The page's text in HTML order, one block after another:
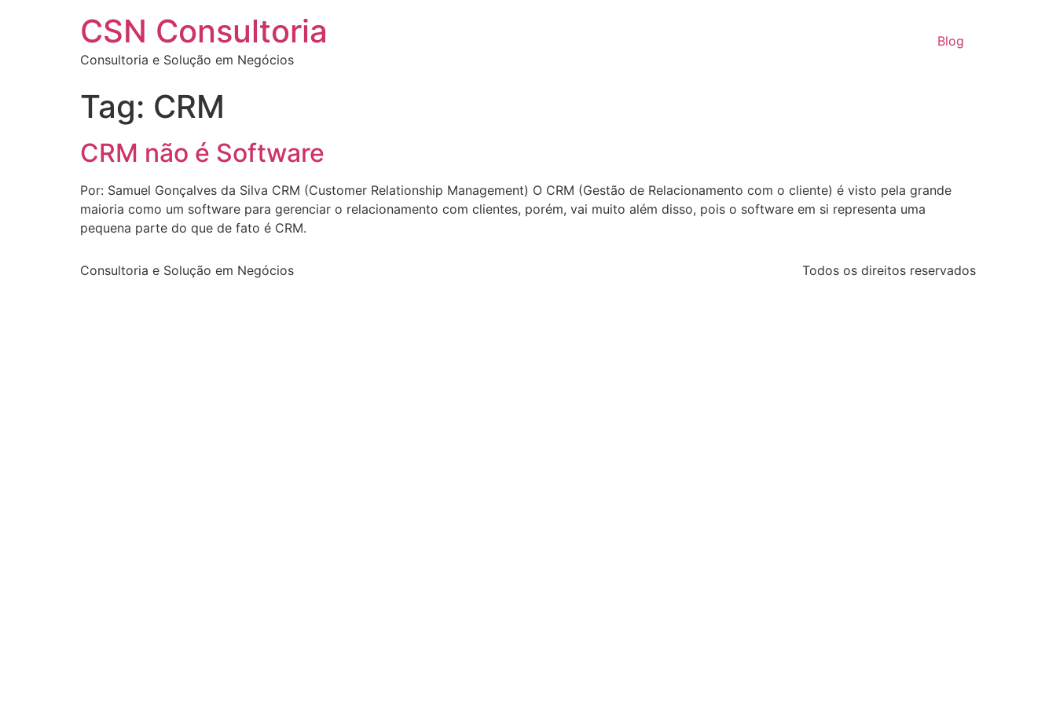
CSN Consultoria
Consultoria e Solução em Negócios
Blog
Tag: CRM
CRM não é Software
Por: Samuel Gonçalves da Silva CRM (Customer Relationship Management) O CRM (Gestão de Relacionamento com o cliente) é visto pela grande
maioria como um software para gerenciar o relacionamento com clientes, porém, vai muito além disso, pois o software em si representa uma
pequena parte do que de fato é CRM.
Consultoria e Solução em Negócios Todos os direitos reservados